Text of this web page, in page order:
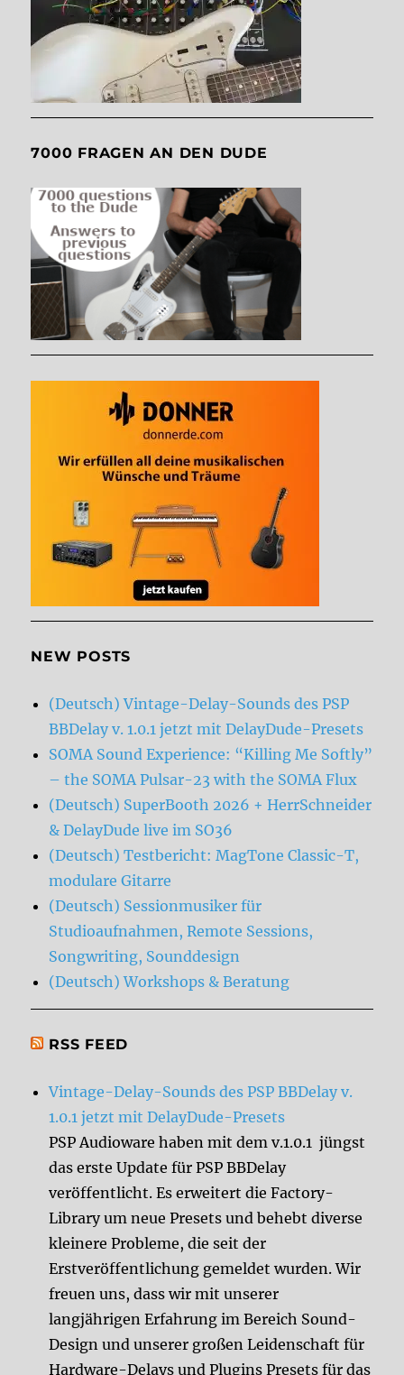
7000 FRAGEN AN DEN DUDE
NEW POSTS
(Deutsch) Vintage-Delay-Sounds des PSP
BBDelay v. 1.0.1 jetzt mit DelayDude-Presets
SOMA Sound Experience: “Killing Me Softly”
– the SOMA Pulsar-23 with the SOMA Flux
(Deutsch) SuperBooth 2026 + HerrSchneider
& DelayDude live im SO36
(Deutsch) Testbericht: MagTone Classic-T,
modulare Gitarre
(Deutsch) Sessionmusiker für
Studioaufnahmen, Remote Sessions,
Songwriting, Sounddesign
(Deutsch) Workshops & Beratung
RSS FEED
Vintage-Delay-Sounds des PSP BBDelay v.
1.0.1 jetzt mit DelayDude-Presets
PSP Audioware haben mit dem v.1.0.1 jüngst
das erste Update für PSP BBDelay
veröffentlicht. Es erweitert die Factory-
Library um neue Presets und behebt diverse
kleinere Probleme, die seit der
Erstveröffentlichung gemeldet wurden. Wir
freuen uns, dass wir mit unserer
langjährigen Erfahrung im Bereich Sound-
Design und unserer großen Leidenschaft für
Hardware-Delays und Plugins Presets für das